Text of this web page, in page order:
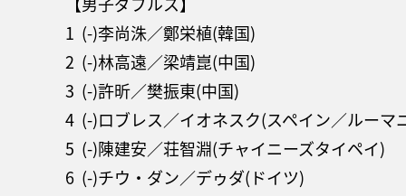
1 (-)李尚洙／鄭栄植(韓国)
2 (-)林高遠／梁靖崑(中国)
3 (-)許昕／樊振東(中国)
4 (-)ロブレス／イオネスク(スペイン／ルーマ
5 (-)陳建安／荘智淵(チャイニーズタイペイ)
6 (-)チウ・ダン／デゥダ(ドイツ)